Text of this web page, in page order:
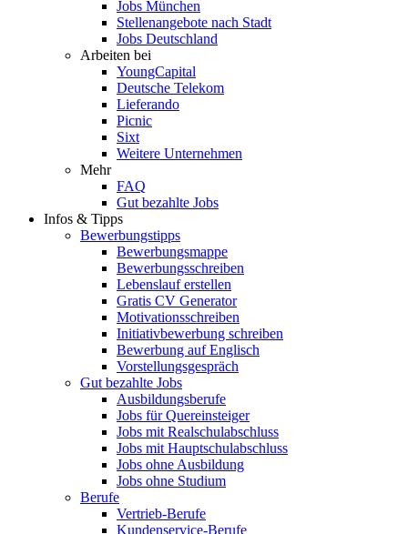
Jobs München
Stellenangebote nach Stadt
Jobs Deutschland
Arbeiten bei
YoungCapital
Deutsche Telekom
Lieferando
Picnic
Sixt
Weitere Unternehmen
Mehr
FAQ
Gut bezahlte Jobs
Infos & Tipps
Bewerbungstipps
Bewerbungsmappe
Bewerbungsschreiben
Lebenslauf erstellen
Gratis CV Generator
Motivationsschreiben
Initiativbewerbung schreiben
Bewerbung auf Englisch
Vorstellungsgespräch
Gut bezahlte Jobs
Ausbildungsberufe
Jobs für Quereinsteiger
Jobs mit Realschulabschluss
Jobs mit Hauptschulabschluss
Jobs ohne Ausbildung
Jobs ohne Studium
Berufe
Vertrieb-Berufe
Kundenservice-Berufe